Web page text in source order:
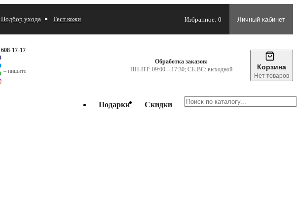
Подбор ухода Тест кожи Избранное: 0 Личный кабинет
608-17-17
– пишите
Обработка заказов:
ПН-ПТ: 09:00 – 17:30; СБ-ВС: выходной
Корзина
Нет товаров
Подарки Скидки